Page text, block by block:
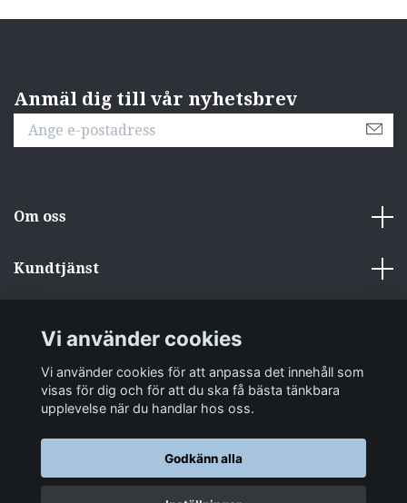
Anmäl dig till vår nyhetsbrev
Om oss
Kundtjänst
Sociala medier
© 2026 zakkastore.se
Vi använder cookies
Vi använder cookies för att anpassa det innehåll som
visas för dig och för att du ska få bästa tänkbara
upplevelse när du handlar hos oss.
Godkänn alla